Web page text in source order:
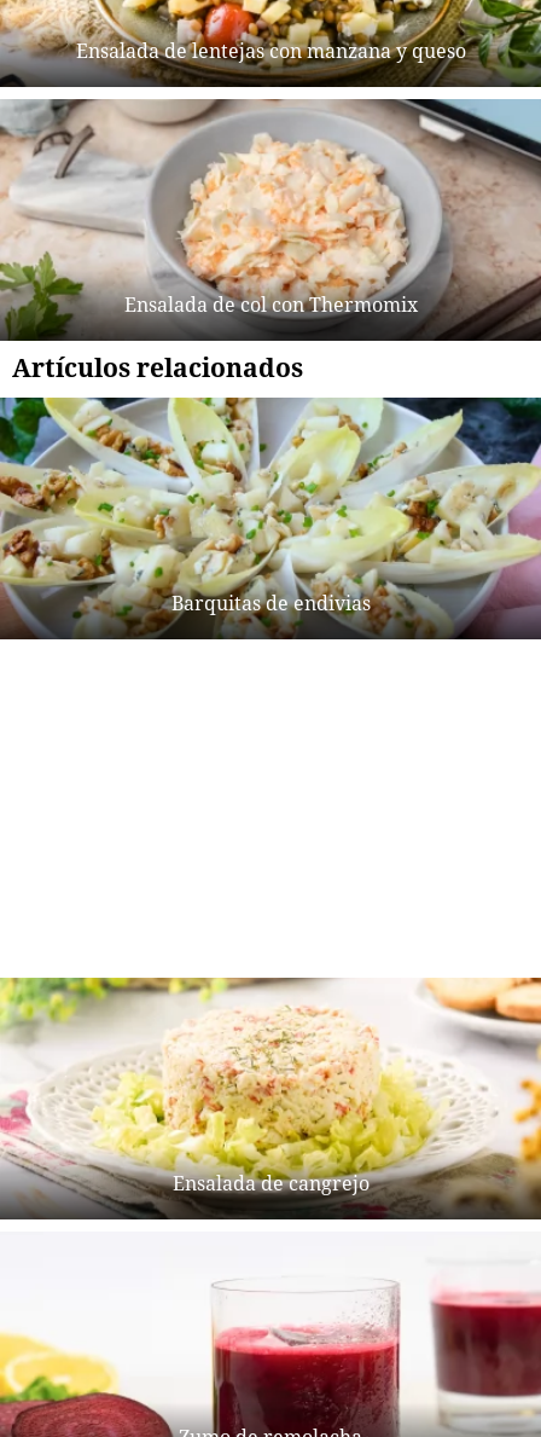
Ensalada de lentejas con manzana y queso
Ensalada de col con Thermomix
Artículos relacionados
Barquitas de endivias
Ensalada de cangrejo